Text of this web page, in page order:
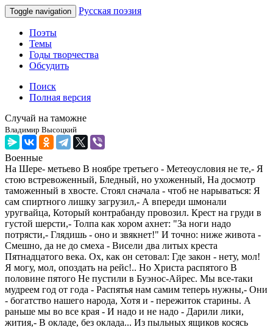
Toggle navigation Русская поэзия
Поэты
Темы
Годы творчества
Обсудить
Поиск
Полная версия
Случай на таможне
Владимир Высоцкий
Военные
На Шере- метьево В ноябре третьего - Метеоусловия не те,- Я
стою встревоженный, Бледный, но ухоженный, На досмотр
таможенный в хвосте. Стоял сначала - чтоб не нарываться: Я
сам спиртного лишку загрузил,- А впереди шмонали
уругвайца, Который контрабанду провозил. Крест на груди в
густой шерсти,- Толпа как хором ахнет: "За ноги надо
потрясти,- Глядишь - оно и звякнет!" И точно: ниже живота -
Смешно, да не до смеха - Висели два литых креста
Пятнадцатого века. Ох, как он сетовал: Где закон - нету, мол!
Я могу, мол, опоздать на рейс!.. Но Христа распятого В
половине пятого Не пустили в Буэнос-Айрес. Мы все-таки
мудреем год от года - Распятья нам самим теперь нужны,- Они
- богатство нашего народа, Хотя и - пережиток старины. А
раньше мы во все края - И надо и не надо - Дарили лики,
жития,- В окладе, без оклада... Из пыльных ящиков косясь